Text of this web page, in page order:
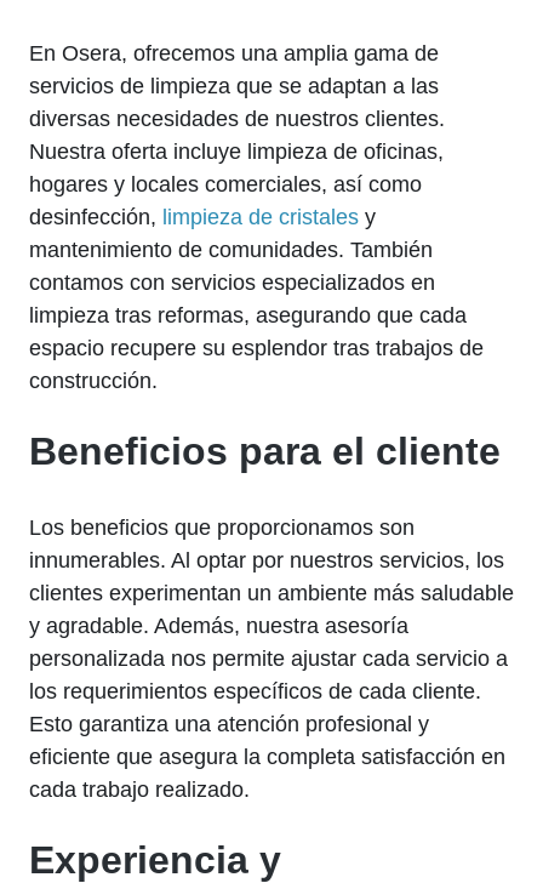
En Osera, ofrecemos una amplia gama de
servicios de limpieza que se adaptan a las
diversas necesidades de nuestros clientes.
Nuestra oferta incluye limpieza de oficinas,
hogares y locales comerciales, así como
desinfección, limpieza de cristales y
mantenimiento de comunidades. También
contamos con servicios especializados en
limpieza tras reformas, asegurando que cada
espacio recupere su esplendor tras trabajos de
construcción.
Beneficios para el cliente
Los beneficios que proporcionamos son
innumerables. Al optar por nuestros servicios, los
clientes experimentan un ambiente más saludable
y agradable. Además, nuestra asesoría
personalizada nos permite ajustar cada servicio a
los requerimientos específicos de cada cliente.
Esto garantiza una atención profesional y
eficiente que asegura la completa satisfacción en
cada trabajo realizado.
Experiencia y